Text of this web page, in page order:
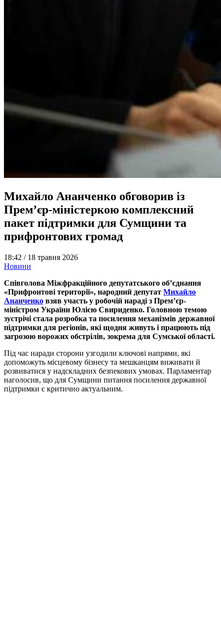
Михайло Ананченко обговорив із
Прем’єр-міністеркою комплексний
пакет підтримки для Сумщини та
прифронтових громад
18:42 / 18 травня 2026
Новини
Співголова Міжфракційного депутатського об’єднання
«Прифронтові території», народний депутат Михайло
Ананченко взяв участь у робочій нараді з Прем’єр-
міністром України Юлією Свириденко. Головною темою
зустрічі стала розробка та посилення механізмів державної
підтримки для регіонів, які щодня живуть і працюють під
загрозою ворожих обстрілів, зокрема для Сумської області.
Під час наради сторони узгодили ключові напрями, які
допоможуть місцевому бізнесу та мешканцям виживати й
розвиватися у надскладних безпекових умовах. Парламентар
наголосив, що для Сумщини питання посилення державної
підтримки є критично актуальним.